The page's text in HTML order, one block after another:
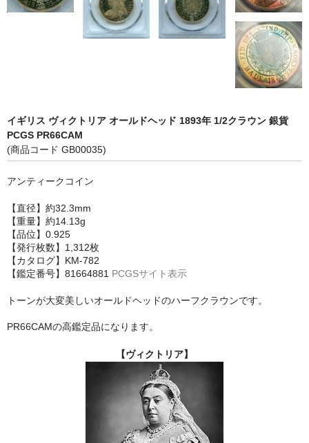
イギリス ヴィクトリア オールドヘッド 1893年 1/2クラウン 銀貨
PCGS PR66CAM
(商品コード GB00035)
アンティークコイン
【直径】約32.3mm
【重量】約14.13g
【品位】0.925
【発行枚数】1,312枚
【カタログ】KM-782
【鑑定番号】81664881 PCGSサイト表示
トーンが大変美しいオールドヘッドのハーフクラウンです。
PR66CAMの高鑑定品になります。
【ヴィクトリア】